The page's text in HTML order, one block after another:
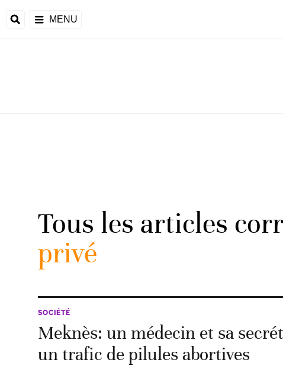
MENU
Tous les articles
privé
SOCIÉTÉ
Meknès: un médecin et sa
un trafic de pilules abortives